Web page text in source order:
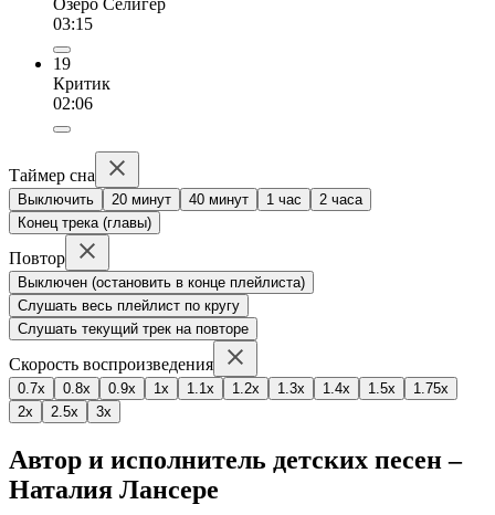
03:15
19
Критик
02:06
Таймер сна
Выключить 20 минут 40 минут 1 час
2 часа
Конец трека (главы)
Повтор
Выключен (остановить в конце плейлиста)
Слушать весь плейлист по кругу
Слушать текущий трек на повторе
Скорость воспроизведения
0.7x 0.8x 0.9x 1x 1.1x 1.2x 1.3x 1.4x 1.5x
1.75x
2x
2.5x 3x
Автор и исполнитель детских песен –
Наталия Лансере